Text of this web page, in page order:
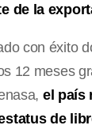
de la
con éxito
12 meses
el país
de